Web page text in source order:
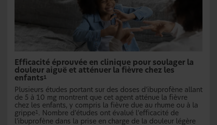
Efficacité éprouvée en clinique pour soulager la
douleur aiguë et atténuer la fièvre chez les
enfants 1
Plusieurs études portant sur des doses d’ibuprofène allant
de 5 à 10 mg montrent que cet agent atténue la fièvre
chez les enfants, y compris la fièvre due au rhume ou à la
grippe1 . Nombre d’études ont évalué l’efficacité de
l’ibuprofène dans la prise en charge de la douleur légère